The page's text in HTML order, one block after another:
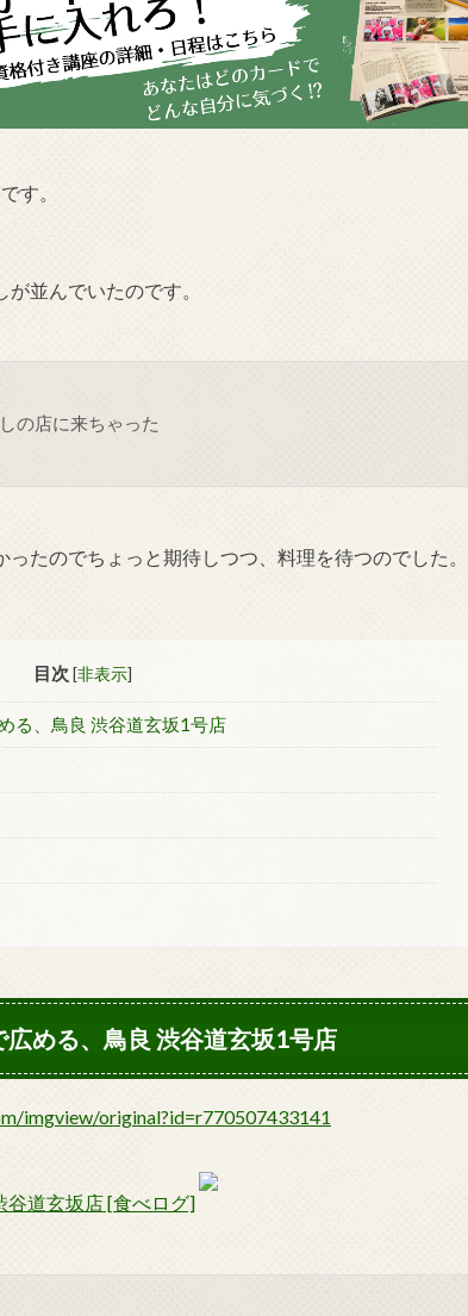
す。
並んでいたのです。
の店に来ちゃった
たのでちょっと期待しつつ、料理を待つのでした。
目次 [非表示]
る、鳥良 渋谷道玄坂1号店
める、鳥良 渋谷道玄坂1号店
谷道玄坂店 [食べログ]